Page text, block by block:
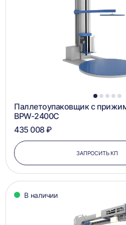
1 2 3 4 5
Паллетоупаковщик с
BPW-2400C
435 008 ₽
ЗАПРОСИТЬ КП
В наличии